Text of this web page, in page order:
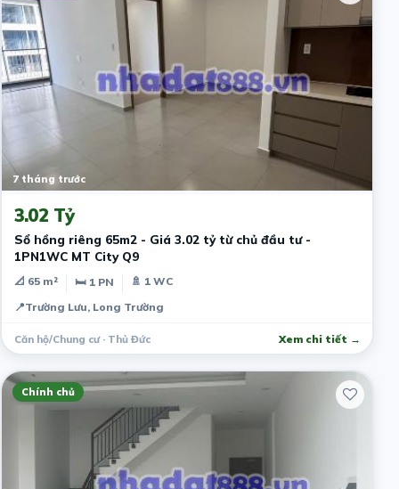
7 tháng trước
3.02 Tỷ
Sổ hồng riêng 65m2 - Giá 3.02 tỷ từ chủ đầu tư -
1PN1WC MT City Q9
📐 65 m² 🛏 1 PN
🚿 1 WC
📍Trường Lưu, Long Trường
Căn hộ/Chung cư · Thủ Đức Xem chi tiết →
Chính chủ